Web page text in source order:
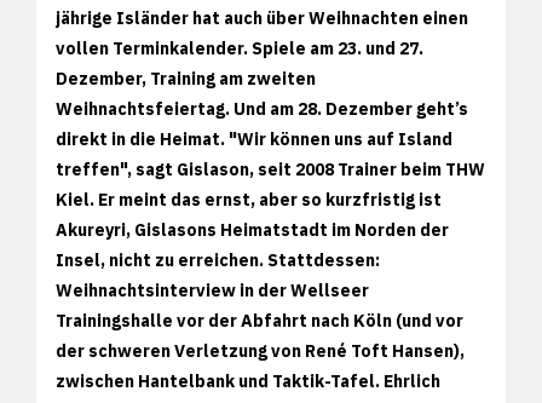
jährige Isländer hat auch über Weihnachten einen
vollen Terminkalender. Spiele am 23. und 27.
Dezember, Training am zweiten
Weihnachtsfeiertag. Und am 28. Dezember geht’s
direkt in die Heimat. "Wir können uns auf Island
treffen", sagt Gislason, seit 2008 Trainer beim THW
Kiel. Er meint das ernst, aber so kurzfristig ist
Akureyri, Gislasons Heimatstadt im Norden der
Insel, nicht zu erreichen. Stattdessen:
Weihnachtsinterview in der Wellseer
Trainingshalle vor der Abfahrt nach Köln (und vor
der schweren Verletzung von René Toft Hansen),
zwischen Hantelbank und Taktik-Tafel. Ehrlich